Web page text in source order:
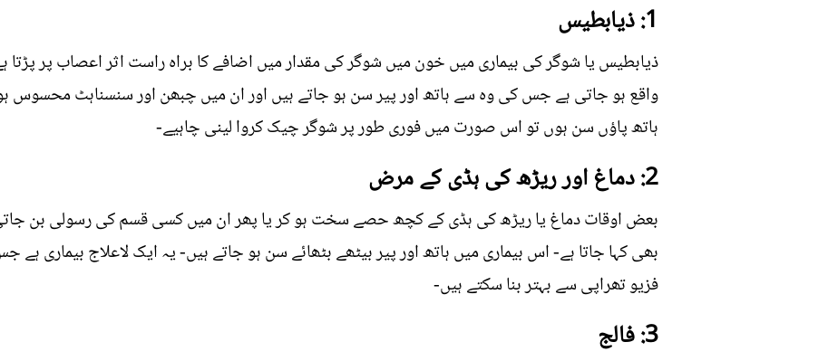
1: ذیابطیس
ذیابطیس یا شوگر کی بیماری میں خون میں شوگر کی مقدار میں اضافے کا براہ راست اثر اعصاب پر
واقع ہو جاتی ہے جس کی وہ سے ہاتھ اور پیر سن ہو جاتے ہیں اور ان میں چبھن اور سنسناہٹ محسوس
ہاتھ پاؤں سن ہوں تو اس صورت میں فوری طور پر شوگر چیک کروا لینی چاہیے-
2: دماغ اور ریڑھ کی ہڈی کے مرض
بعض اوقات دماغ یا ریڑھ کی ہڈی کے کچھ حصے سخت ہو کر یا پھر ان میں کسی قسم کی رسولی بن
بھی کہا جاتا ہے- اس بیماری میں ہاتھ اور پیر بیٹھے بٹھائے سن ہو جاتے ہیں- یہ ایک لاعلاج بیماری
فزیو تھراپی سے بہتر بنا سکتے ہیں-
3: فالج